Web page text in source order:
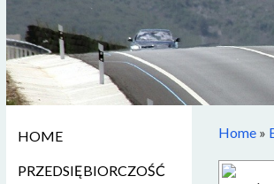
HOME
PRZEDSIĘBIORCZOŚĆ
Home »